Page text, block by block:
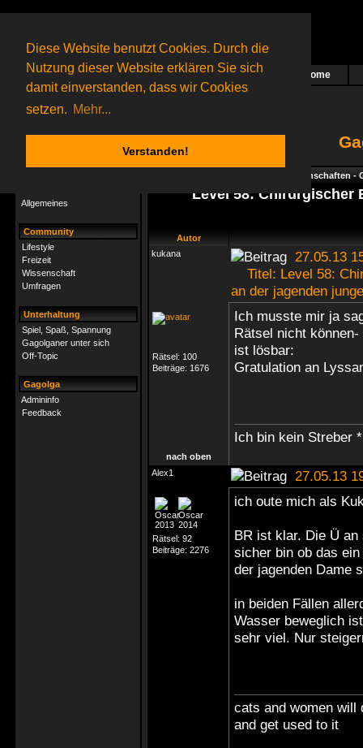
Diese Website benutzt Cookies. Durch die
Nutzung dieser Website erklären Sie sich
damit einverstanden, dass wir Cookies
setzen. Mehr...
Verstanden!
Das nächste Rätsel ist in Arbeit Home
25 Gagolganeronline(0 registrierte und 25 Gäste)
Gagolganer:
9732Rätsel online:
Allgemeines
Community
Lifestyle
Freizeit
Wissenschaft
Umfragen
Unterhaltung
Spiel, Spaß, Spannung
Gagolganer unter sich
Off-Topic
Gagolga
Admininfo
Feedback
Geisteswissenschaften -
Level 58: Chirurgischer
Autor
kukana
27.05.13
Titel: Level 58:
an der jagenden
Rätsel: 100
Beiträge: 1676
Ich musste mir ja
Rätsel nicht
ist lösbar:
Gratulation an
Ich bin kein Streber
nach oben
Alex1
27.05.13
Rätsel: 92
Beiträge: 2276
ich oute mich als
BR ist klar. Die Ü
sicher bin ob das
der jagenden Dame
in beiden Fällen
Wasser beweglich
sehr viel. Nur
cats and women will
and get used to it